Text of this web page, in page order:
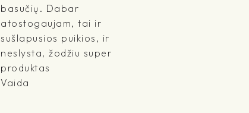
basučių. Dabar
atostogaujam, tai ir
sušlapusios puikios, ir
neslysta, žodžiu super
produktas
Vaida